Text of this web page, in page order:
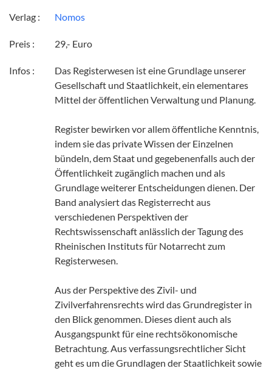
Verlag : Nomos
Preis : 29,- Euro
Infos :
Das Registerwesen ist eine Grundlage unserer
Gesellschaft und Staatlichkeit, ein elementares
Mittel der öffentlichen Verwaltung und Planung.
Register bewirken vor allem öffentliche Kenntnis,
indem sie das private Wissen der Einzelnen
bündeln, dem Staat und gegebenenfalls auch der
Öffentlichkeit zugänglich machen und als
Grundlage weiterer Entscheidungen dienen. Der
Band analysiert das Registerrecht aus
verschiedenen Perspektiven der
Rechtswissenschaft anlässlich der Tagung des
Rheinischen Instituts für Notarrecht zum
Registerwesen.
Aus der Perspektive des Zivil- und
Zivilverfahrensrechts wird das Grundregister in
den Blick genommen. Dieses dient auch als
Ausgangspunkt für eine rechtsökonomische
Betrachtung. Aus verfassungsrechtlicher Sicht
geht es um die Grundlagen der Staatlichkeit sowie